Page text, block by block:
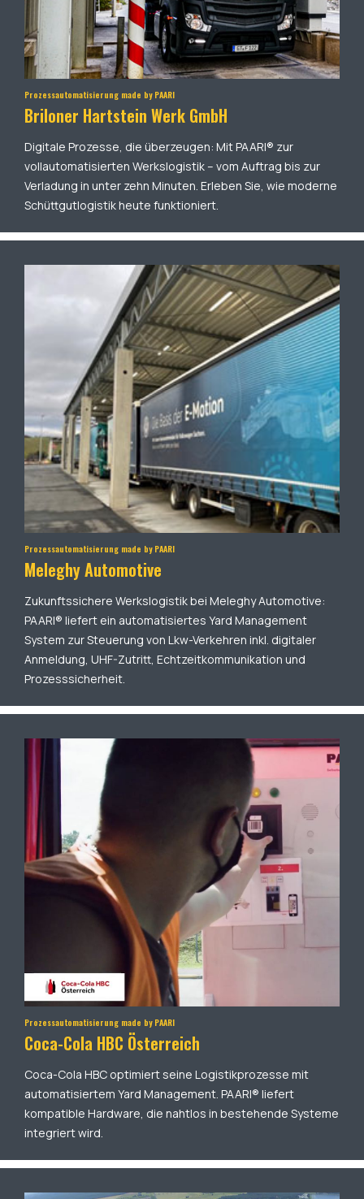
Prozessautomatisierung made by PAARI
Briloner Hartstein Werk GmbH
Digitale Prozesse, die überzeugen: Mit PAARI® zur
vollautomatisierten Werkslogistik – vom Auftrag bis zur
Verladung in unter zehn Minuten. Erleben Sie, wie moderne
Schüttgutlogistik heute funktioniert.
Prozessautomatisierung made by PAARI
Meleghy Automotive
Zukunftssichere Werkslogistik bei Meleghy Automotive:
PAARI® liefert ein automatisiertes Yard Management
System zur Steuerung von Lkw-Verkehren inkl. digitaler
Anmeldung, UHF-Zutritt, Echtzeitkommunikation und
Prozesssicherheit.
Prozessautomatisierung made by PAARI
Coca-Cola HBC Österreich
Coca-Cola HBC optimiert seine Logistikprozesse mit
automatisiertem Yard Management. PAARI® liefert
kompatible Hardware, die nahtlos in bestehende Systeme
integriert wird.